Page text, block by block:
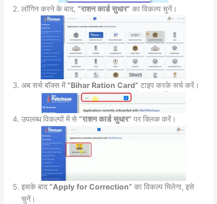
लॉगिन करने के बाद, “राशन कार्ड सुधार” का विकल्प चुनें।
अब सर्च बॉक्स में “Bihar Ration Card” टाइप करके सर्च करें।
उपलब्ध विकल्पों में से “राशन कार्ड सुधार” पर क्लिक करें।
इसके बाद “Apply for Correction” का विकल्प मिलेगा, इसे
चुनें।